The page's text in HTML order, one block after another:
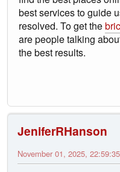
best services to guide
resolved. To get the
are people talking
the best results.
JeniferRHanson
November 01, 2025, 22:59:35